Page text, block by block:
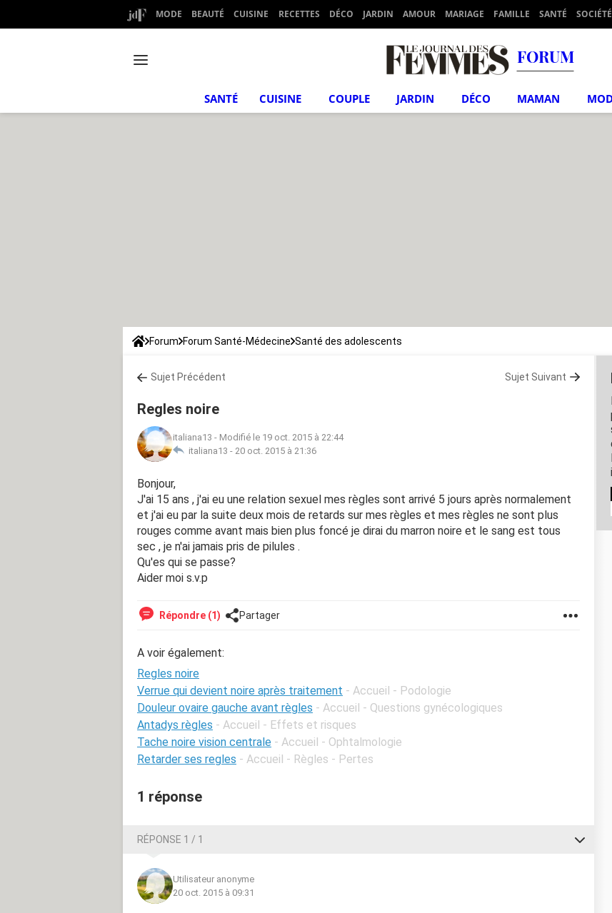
MODE BEAUTÉ CUISINE RECETTES DÉCO JARDIN AMOUR MARIAGE FAMILLE SANTÉ SOCIÉTÉ
FORUM
SANTÉ CUISINE COUPLE JARDIN DÉCO MAMAN
Forum Forum Santé-Médecine Santé des adolescents
Sujet Précédent Sujet Suivant
Regles noire
italiana13 - Modifié le 19 oct. 2015 à 22:44
italiana13 - 20 oct. 2015 à 21:36
Bonjour,
J'ai 15 ans , j'ai eu une relation sexuel mes règles sont arrivé 5 jours après normalement
et j'ai eu par la suite deux mois de retards sur mes règles et mes règles ne sont plus
rouges comme avant mais bien plus foncé je dirai du marron noire et le sang est tous
sec , je n'ai jamais pris de pilules .
Qu'es qui se passe?
Aider moi s.v.p
Répondre (1) Partager
A voir également:
Regles noire
Verrue qui devient noire après traitement - Accueil - Podologie
Douleur ovaire gauche avant règles - Accueil - Questions gynécologiques
Antadys règles - Accueil - Effets et risques
Tache noire vision centrale - Accueil - Ophtalmologie
Retarder ses regles - Accueil - Règles - Pertes
1 réponse
RÉPONSE 1 / 1
Utilisateur anonyme
20 oct. 2015 à 09:31